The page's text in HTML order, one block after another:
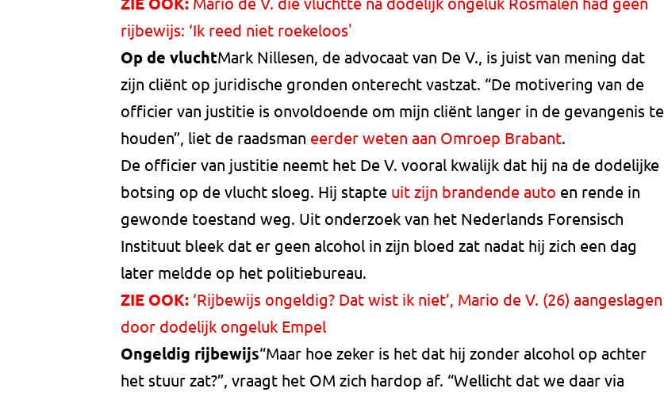
rijbewijs: ‘Ik reed niet roekeloos'
Op de vluchtMark Nillesen, de advocaat van De V., is juist van mening dat
zijn cliënt op juridische gronden onterecht vastzat. “De motivering van de
officier van justitie is onvoldoende om mijn cliënt langer in de gevangenis te
houden”, liet de raadsman eerder weten aan Omroep Brabant.
De officier van justitie neemt het De V. vooral kwalijk dat hij na de dodelijke
botsing op de vlucht sloeg. Hij stapte uit zijn brandende auto en rende in
gewonde toestand weg. Uit onderzoek van het Nederlands Forensisch
Instituut bleek dat er geen alcohol in zijn bloed zat nadat hij zich een dag
later meldde op het politiebureau.
ZIE OOK: ‘Rijbewijs ongeldig? Dat wist ik niet’, Mario de V. (26) aangeslagen
door dodelijk ongeluk Empel
Ongeldig rijbewijs“Maar hoe zeker is het dat hij zonder alcohol op achter
het stuur zat?”, vraagt het OM zich hardop af. “Wellicht dat we daar via